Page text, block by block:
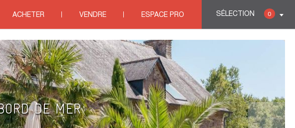
SÉLECTION 0
ACHETER VENDRE ESPACE PRO